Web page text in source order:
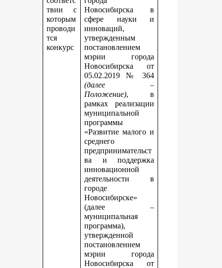
твии с
которым
проводи
тся
конкурс
Новосибирска в
сфере науки и
инноваций,
утвержденным
постановлением
мэрии города
Новосибирска от
05.02.2019 № 364
(далее –
Положение), в
рамках реализации
муниципальной
программы
«Развитие малого и
среднего
предпринимательст
ва и поддержка
инновационной
деятельности в
городе
Новосибирске»
(далее –
муниципальная
программа),
утвержденной
постановлением
мэрии города
Новосибирска от